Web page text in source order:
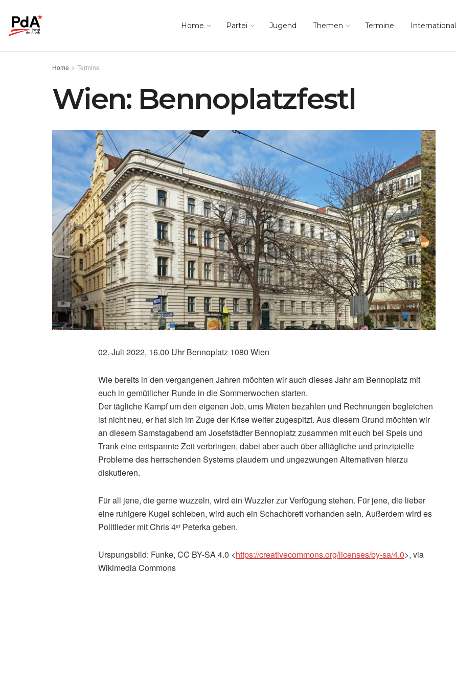
Home Partei Jugend Themen Termine International
Home Termine
Wien: Bennoplatzfestl
02. Juli 2022, 16.00 Uhr Bennoplatz 1080 Wien
Wie bereits in den vergangenen Jahren möchten wir auch dieses Jahr am Bennoplatz mit
euch in gemütlicher Runde in die Sommerwochen starten.
Der tägliche Kampf um den eigenen Job, ums Mieten bezahlen und Rechnungen begleichen
ist nicht neu, er hat sich im Zuge der Krise weiter zugespitzt. Aus diesem Grund möchten wir
an diesem Samstagabend am Josefstädter Bennoplatz zusammen mit euch bei Speis und
Trank eine entspannte Zeit verbringen, dabei aber auch über alltägliche und prinzipielle
Probleme des herrschenden Systems plaudern und ungezwungen Alternativen hierzu
diskutieren.
Für all jene, die gerne wuzzeln, wird ein Wuzzler zur Verfügung stehen. Für jene, die lieber
eine ruhigere Kugel schieben, wird auch ein Schachbrett vorhanden sein. Außerdem wird es
Politlieder mit Chris 4erPeterka geben.
Urspungsbild: Funke, CC BY-SA 4.0 <https://​creativecommons​.org/​l​i​c​e​n​s​e​s​/​b​y​-​s​a​/​4.0>, via
Wikimedia Commons